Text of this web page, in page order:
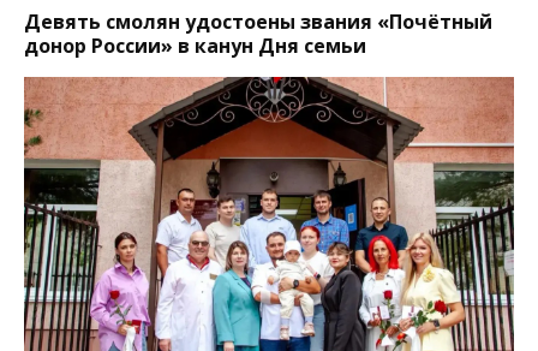
Девять смолян удостоены звания «Почётный
донор России» в канун Дня семьи